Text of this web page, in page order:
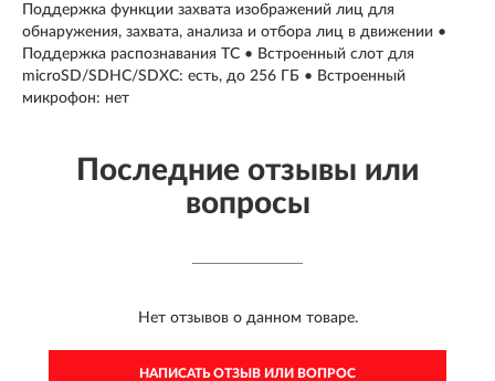
Поддержка функции захвата изображений лиц для
обнаружения, захвата, анализа и отбора лиц в движении •
Поддержка распознавания ТС • Встроенный слот для
microSD/SDHC/SDXC: есть, до 256 ГБ • Встроенный
микрофон: нет
Последние отзывы или
вопросы
Нет отзывов о данном товаре.
НАПИСАТЬ ОТЗЫВ ИЛИ ВОПРОС